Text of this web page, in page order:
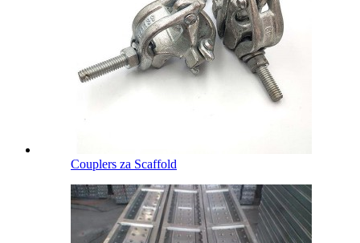
Couplers za Scaffold